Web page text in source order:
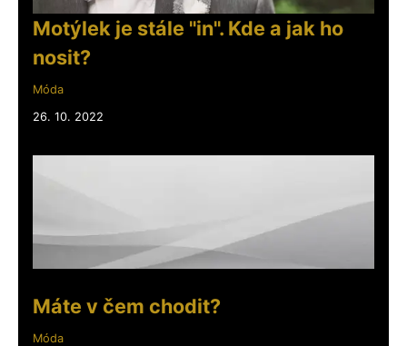
Motýlek je stále "in". Kde a jak ho
nosit?
Móda
26. 10. 2022
Máte v čem chodit?
Móda